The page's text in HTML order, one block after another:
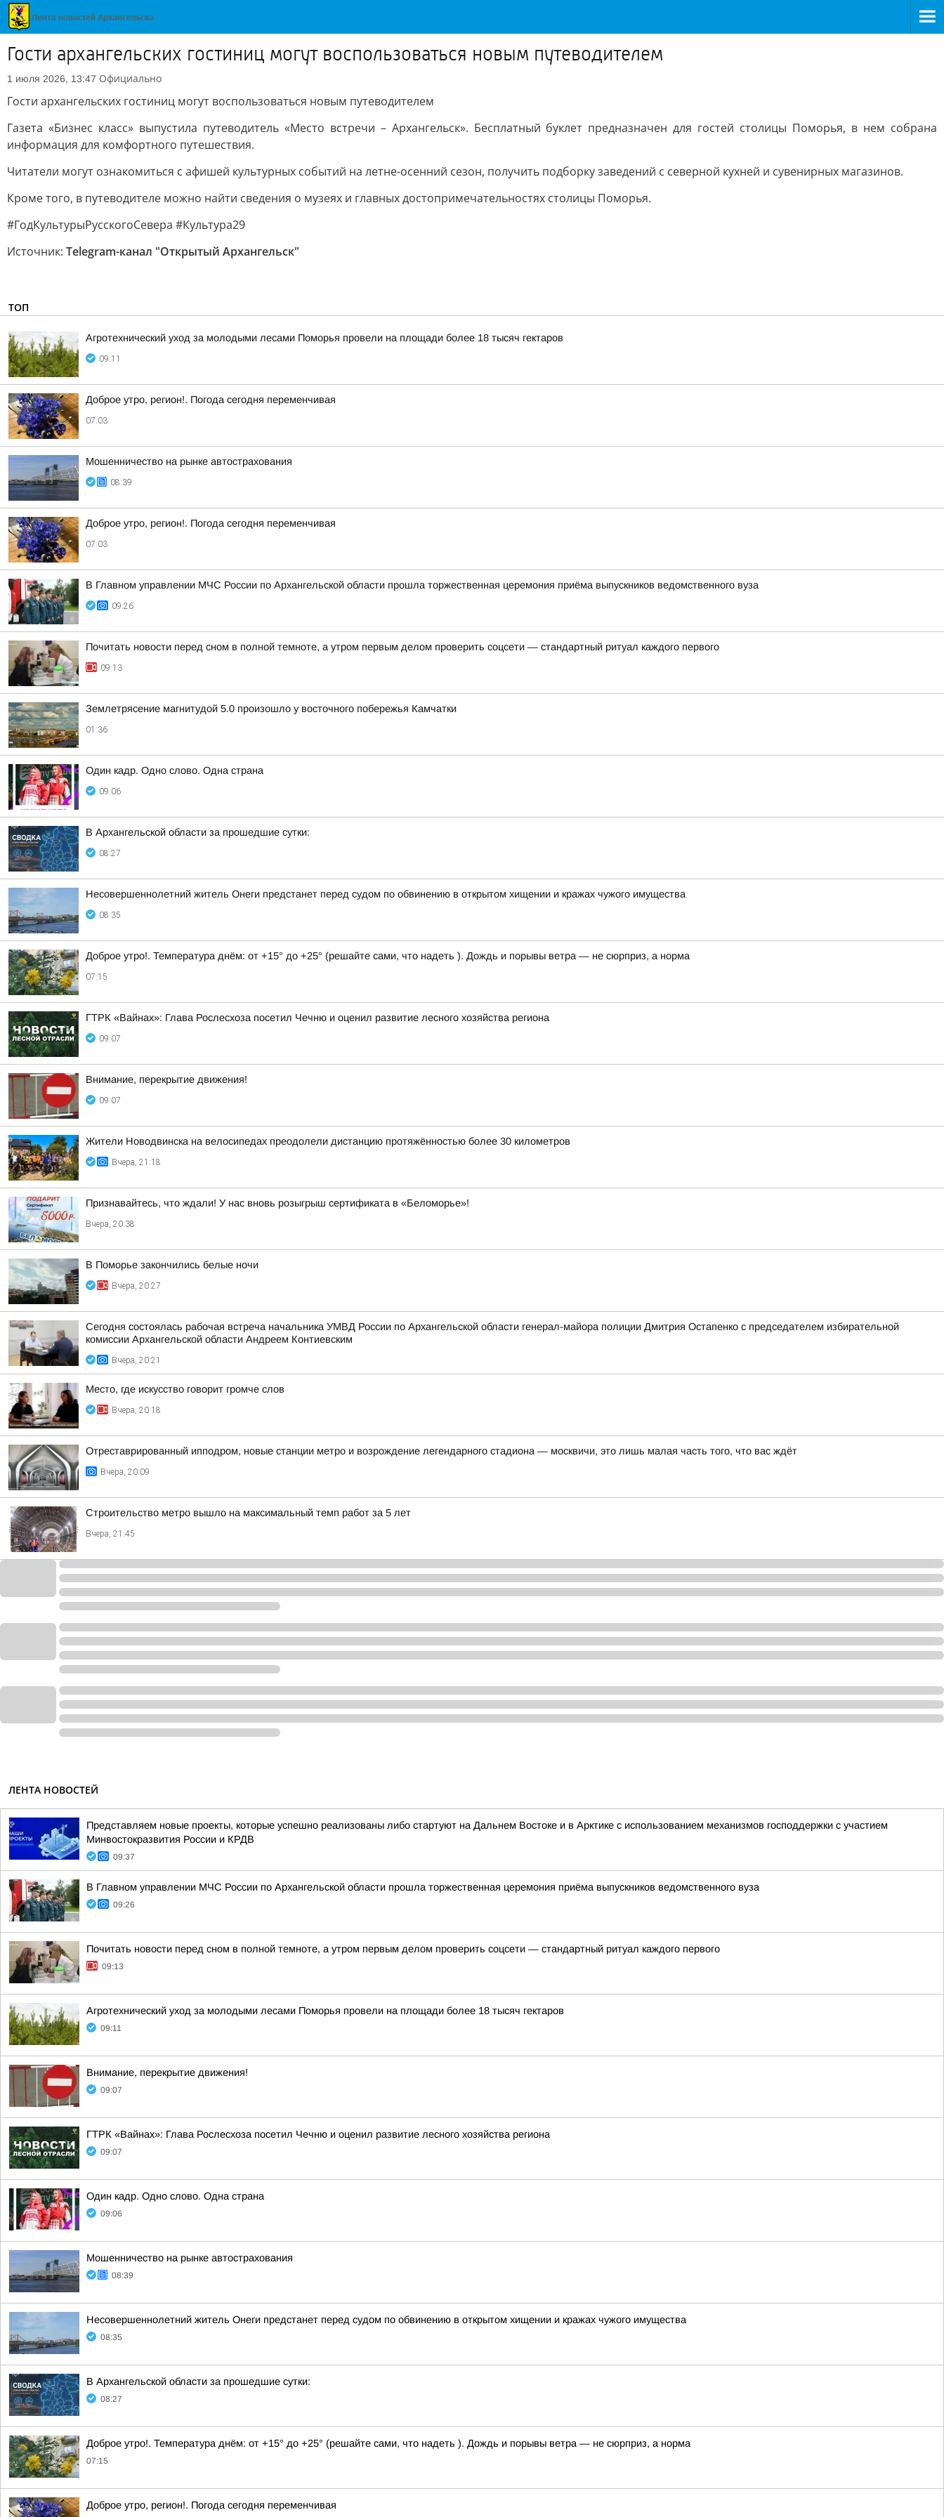
Гости архангельских гостиниц могут воспользоваться новым путеводителем
1 июля 2026, 13:47 Официально
Гости архангельских гостиниц могут воспользоваться новым путеводителем
Газета «Бизнес класс» выпустила путеводитель «Место встречи – Архангельск». Бесплатный буклет предназначен для гостей столицы Поморья, в нем собрана
информация для комфортного путешествия.
Читатели могут ознакомиться с афишей культурных событий на летне-осенний сезон, получить подборку заведений с северной кухней и сувенирных магазинов.
Кроме того, в путеводителе можно найти сведения о музеях и главных достопримечательностях столицы Поморья.
#ГодКультурыРусскогоСевера #Культура29
Источник: Telegram-канал "Открытый Архангельск"
ТОП
Агротехнический уход за молодыми лесами Поморья провели на площади более 18 тысяч гектаров
09:11
Доброе утро, регион!. Погода сегодня переменчивая
07:03
Мошенничество на рынке автострахования
08:39
Доброе утро, регион!. Погода сегодня переменчивая
07:03
В Главном управлении МЧС России по Архангельской области прошла торжественная церемония приёма выпускников ведомственного вуза
09:26
Почитать новости перед сном в полной темноте, а утром первым делом проверить соцсети — стандартный ритуал каждого первого
09:13
Землетрясение магнитудой 5.0 произошло у восточного побережья Камчатки
01:36
Один кадр. Одно слово. Одна страна
09:06
В Архангельской области за прошедшие сутки:
08:27
Несовершеннолетний житель Онеги предстанет перед судом по обвинению в открытом хищении и кражах чужого имущества
08:35
Доброе утро!. Температура днём: от +15° до +25° (решайте сами, что надеть ). Дождь и порывы ветра — не сюрприз, а норма
07:15
ГТРК «Вайнах»: Глава Рослесхоза посетил Чечню и оценил развитие лесного хозяйства региона
09:07
Внимание, перекрытие движения!
09:07
Жители Новодвинска на велосипедах преодолели дистанцию протяжённостью более 30 километров
Вчера, 21:18
Признавайтесь, что ждали! У нас вновь розыгрыш сертификата в «Беломорье»!
Вчера, 20:38
В Поморье закончились белые ночи
Вчера, 20:27
Сегодня состоялась рабочая встреча начальника УМВД России по Архангельской области генерал-майора полиции Дмитрия Остапенко с председателем избирательной
комиссии Архангельской области Андреем Контиевским
Вчера, 20:21
Место, где искусство говорит громче слов
Вчера, 20:18
Отреставрированный ипподром, новые станции метро и возрождение легендарного стадиона — москвичи, это лишь малая часть того, что вас ждёт
Вчера, 20:09
Строительство метро вышло на максимальный темп работ за 5 лет
Вчера, 21:45
ЛЕНТА НОВОСТЕЙ
Представляем новые проекты, которые успешно реализованы либо стартуют на Дальнем Востоке и в Арктике с использованием механизмов господдержки с участием
Минвостокразвития России и КРДВ
09:37
В Главном управлении МЧС России по Архангельской области прошла торжественная церемония приёма выпускников ведомственного вуза
09:26
Почитать новости перед сном в полной темноте, а утром первым делом проверить соцсети — стандартный ритуал каждого первого
09:13
Агротехнический уход за молодыми лесами Поморья провели на площади более 18 тысяч гектаров
09:11
Внимание, перекрытие движения!
09:07
ГТРК «Вайнах»: Глава Рослесхоза посетил Чечню и оценил развитие лесного хозяйства региона
09:07
Один кадр. Одно слово. Одна страна
09:06
Мошенничество на рынке автострахования
08:39
Несовершеннолетний житель Онеги предстанет перед судом по обвинению в открытом хищении и кражах чужого имущества
08:35
В Архангельской области за прошедшие сутки:
08:27
Доброе утро!. Температура днём: от +15° до +25° (решайте сами, что надеть ). Дождь и порывы ветра — не сюрприз, а норма
07:15
Доброе утро, регион!. Погода сегодня переменчивая